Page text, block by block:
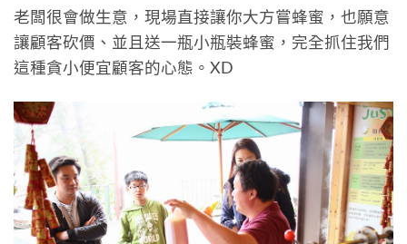
老闆很會做生意，現場直接讓你大方嘗蜂蜜，也願意
讓顧客砍價、並且送一瓶小瓶裝蜂蜜，完全抓住我們
這種貪小便宜顧客的心態。XD